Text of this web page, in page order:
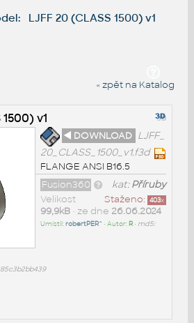
LJFF 20 (CLASS 1500) v1
« zpět na Katalog
v1
◄ DOWNLOAD LJFF_
20_CLASS_1500_v1.f3d
FLANGE ANSI B16.5
kat:Příruby
Fusion360
Staženo: 403x
Velikost
99,9kB• ze dne 26.06.2024
Umístil:robertPER^ • Autor: R• md5: